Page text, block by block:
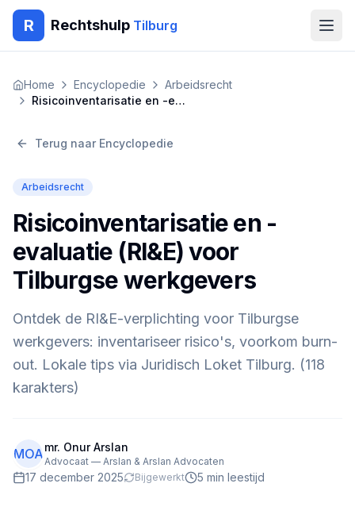
R Rechtshulp Tilburg
Home
Nederlands English
🇸🇦 العربية 🇵🇱 Polski 🇧🇬
Български
🇷🇴 Română
Gratis Advies
Home Encyclopedie
Arbeidsrecht
Risicoinventarisatie en -evaluatie (RI&E) voor Tilburgse werkgevers
Terug naar Encyclopedie
Arbeidsrecht
Risicoinventarisatie en -
evaluatie (RI&E) voor
Tilburgse werkgevers
Ontdek de RI&E-verplichting voor Tilburgse
werkgevers: inventariseer risico's, voorkom burn-
out. Lokale tips via Juridisch Loket Tilburg. (118
karakters)
MOAmr. Onur Arslan
Advocaat — Arslan & Arslan Advocaten
17 december 2025 Bijgewerkt 5 min leestijd